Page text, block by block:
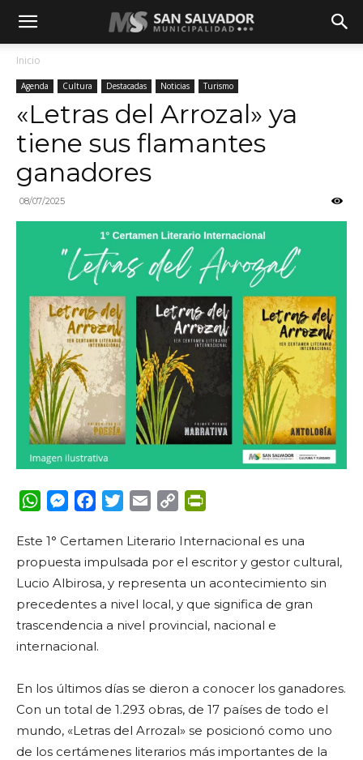
Inicio
Agenda Cultura Destacadas Noticias Turismo
«Letras del Arrozal» ya
tiene sus flamantes
ganadores
08/07/2025
WhatsApp
Messenger
FacebookTwitterEmail Copy
Este 1° Certamen Literario Internacional es una
propuesta impulsada por el escritor y gestor cultural,
Lucio Albirosa, y representa un acontecimiento sin
precedentes a nivel local, y que significa de gran
trascendencia a nivel provincial, nacional e
internacional.
En los últimos días se dieron a conocer los ganadores.
Con un total de 1.293 obras, de 17 países de todo el
mundo, «Letras del Arrozal» se posicionó como uno
de los certámenes literarios más importantes de la